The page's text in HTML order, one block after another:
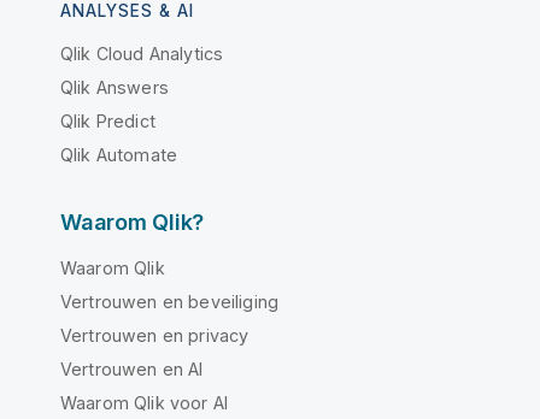
ANALYSES & AI
Qlik Cloud Analytics
Qlik Answers
Qlik Predict
Qlik Automate
Waarom Qlik?
Waarom Qlik
Vertrouwen en beveiliging
Vertrouwen en privacy
Vertrouwen en AI
Waarom Qlik voor AI